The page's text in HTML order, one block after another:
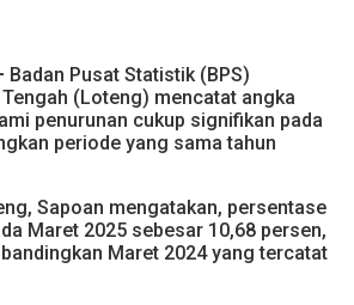
Badan Pusat Statistik (BPS)
(Loteng) mencatat angka
penurunan cukup signifikan pada
periode yang sama tahun
Sapoan mengatakan, persentase
Maret 2025 sebesar 10,68 persen,
Maret 2024 yang tercatat